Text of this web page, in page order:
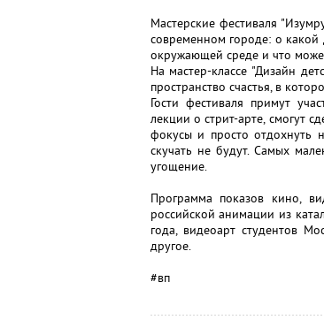
Мастерские фестиваля
современном городе: о какой
окружающей среде и что
На мастер-классе "Дизайн
пространство счастья, в
Гости фестиваля примут
лекции о стрит-арте, смогут
фокусы и просто отдохнуть
скучать не будут. Самых
угощение.
Программа показов кино,
российской анимации из
года, видеоарт студентов
другое.
#вп